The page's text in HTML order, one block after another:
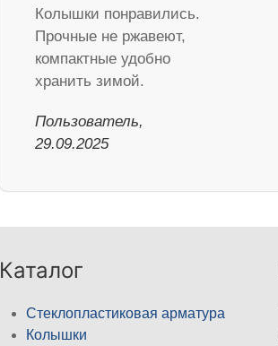
Колышки понравились.
Прочные не ржавеют,
компактные удобно
хранить зимой.
Пользователь,
29.09.2025
Каталог
Стеклопластиковая арматура
Колышки